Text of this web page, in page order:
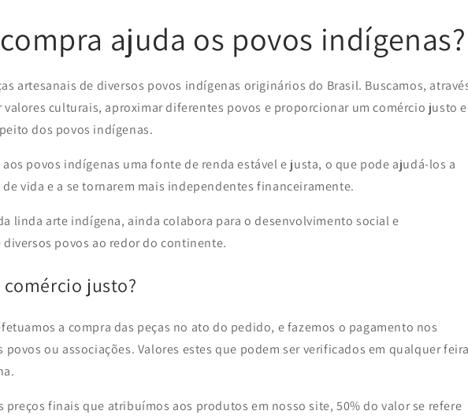
ajuda os povos indígenas?
artesanais de diversos povos indígenas originários do Brasil. Buscamos,
valores culturais, aproximar diferentes povos e proporcionar um comércio justo e
dos povos indígenas.
povos indígenas uma fonte de renda estável e justa, o que pode ajudá-los a
vida e a se tornarem mais independentes financeiramente.
linda arte indígena, ainda colabora para o desenvolvimento social e
povos ao redor do continente.
justo?
a compra das peças no ato do pedido, e fazemos o pagamento nos
ou associações. Valores estes que podem ser verificados em qualquer
preços finais que atribuímos aos produtos em nosso site, 50% do valor se refere